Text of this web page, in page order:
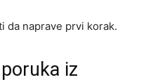
da naprave prvi korak.
iz